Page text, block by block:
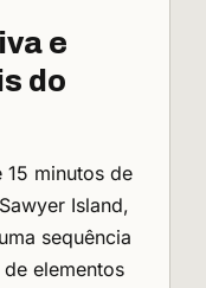
e
do
15 minutos de
Island,
sequência
elementos